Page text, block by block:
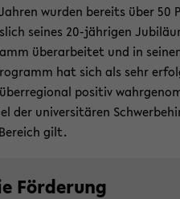
wur­den be­reits über
sei­nes 20-​jährigen
über­ar­bei­tet und in
hat sich als sehr
po­si­tiv
der uni­ver­si­tä­ren
gilt.
För­de­rung